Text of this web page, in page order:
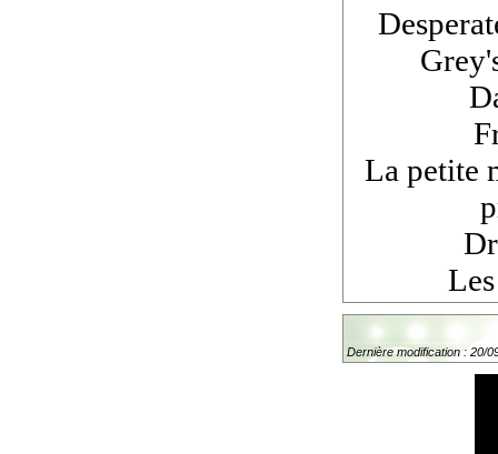
La petite
Dernière modification : 20/